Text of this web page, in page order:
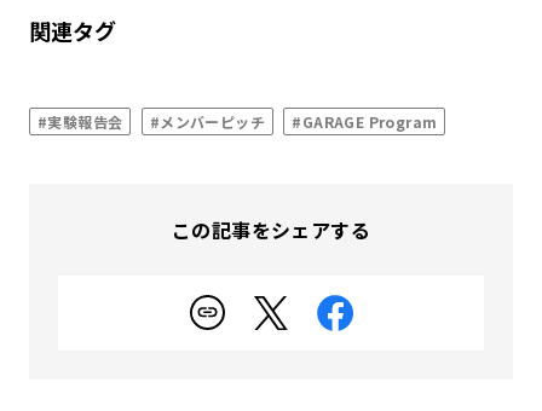
関連タグ
#実験報告会 #メンバーピッチ #GARAGE Program
この記事をシェアする